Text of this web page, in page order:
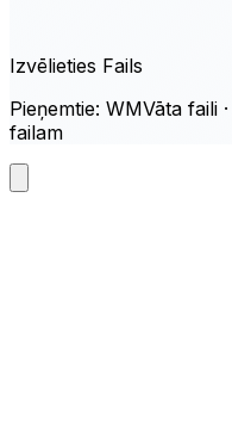
Izvēlieties Fails
Pieņemtie: WMVāta faili
failam